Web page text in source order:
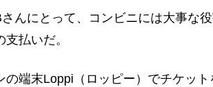
んにとって、コンビニには大事な
払いだ。
の端末Loppi（ロッピー）でチケッ